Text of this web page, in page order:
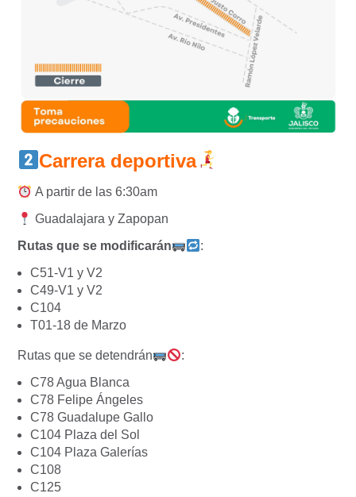
Carrera deportiva
A partir de las 6:30am
Guadalajara y Zapopan
Rutas que se modificarán
:
C51-V1 y V2
C49-V1 y V2
C104
T01-18 de Marzo
Rutas que se detendrán
:
C78 Agua Blanca
C78 Felipe Ángeles
C78 Guadalupe Gallo
C104 Plaza del Sol
C104 Plaza Galerías
C108
C125